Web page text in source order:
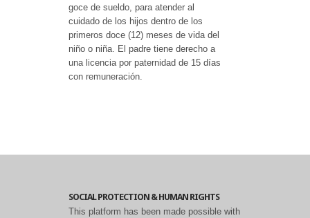
goce de sueldo, para atender al
cuidado de los hijos dentro de los
primeros doce (12) meses de vida del
niño o niña. El padre tiene derecho a
una licencia por paternidad de 15 días
con remuneración.
SOCIAL PROTECTION & HUMAN RIGHTS
This platform has been made possible with